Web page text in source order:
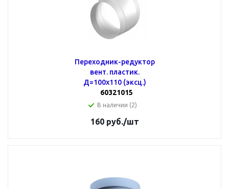
Переходник-редуктор
вент. пластик.
Д=100х110 (эксц.)
60321015
В наличии (2)
160 руб./шт